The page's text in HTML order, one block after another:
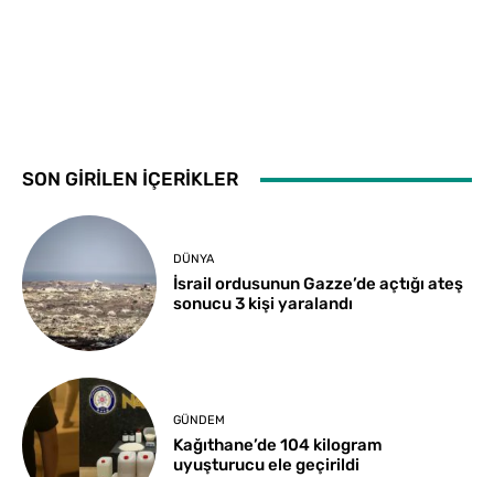
SON GİRİLEN İÇERİKLER
DÜNYA
İsrail ordusunun Gazze’de açtığı ateş
sonucu 3 kişi yaralandı
GÜNDEM
Kağıthane’de 104 kilogram
uyuşturucu ele geçirildi